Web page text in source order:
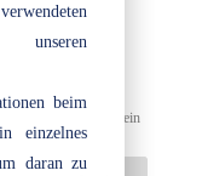
beim
einzelnes
daran zu
Nach einer
mit dem
Haut, ist Holz ein
bleibt....